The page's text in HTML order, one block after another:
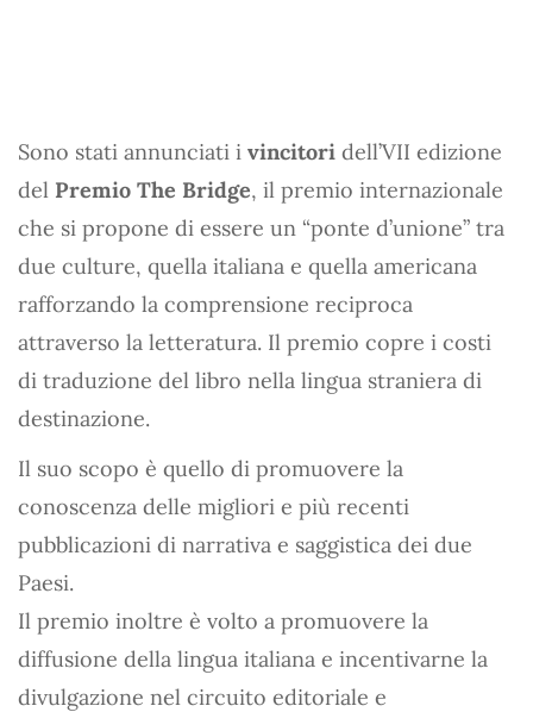
Sono stati annunciati i vincitori dell’VII edizione
del Premio The Bridge, il premio internazionale
che si propone di essere un “ponte d’unione” tra
due culture, quella italiana e quella americana
rafforzando la comprensione reciproca
attraverso la letteratura. Il premio copre i costi
di traduzione del libro nella lingua straniera di
destinazione.
Il suo scopo è quello di promuovere la
conoscenza delle migliori e più recenti
pubblicazioni di narrativa e saggistica dei due
Paesi.
Il premio inoltre è volto a promuovere la
diffusione della lingua italiana e incentivarne la
divulgazione nel circuito editoriale e